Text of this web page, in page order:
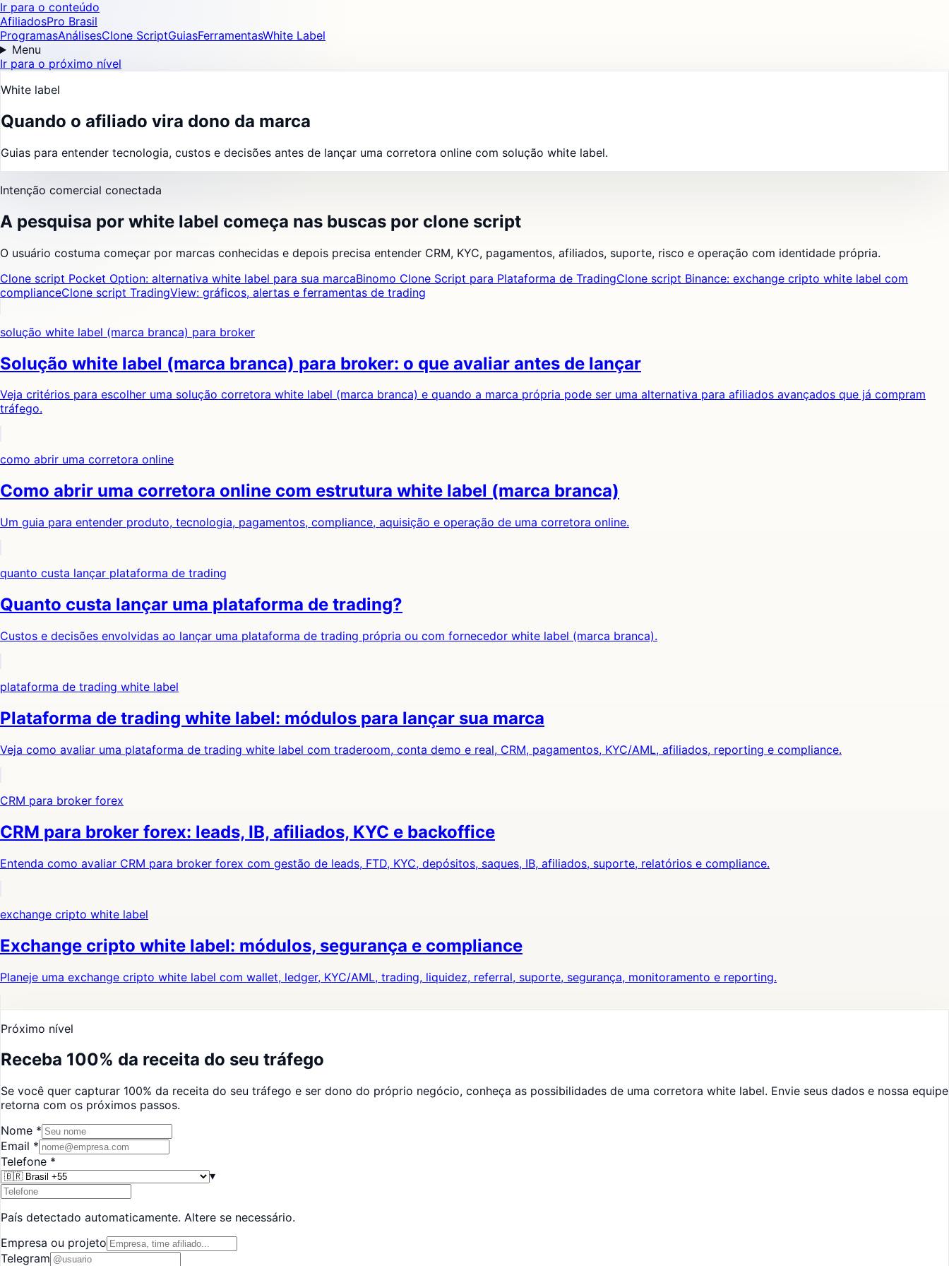
Ir para o conteúdo
AfiliadosPro Brasil
ProgramasAnálisesClone ScriptGuiasFerramentasWhite Label
Menu
Ir para o próximo nível
White label
Quando o afiliado vira dono da marca
Guias para entender tecnologia, custos e decisões antes de lançar uma corretora online com solução white label.
Intenção comercial conectada
A pesquisa por white label começa nas buscas por clone script
O usuário costuma começar por marcas conhecidas e depois precisa entender CRM, KYC, pagamentos, afiliados, suporte, risco e operação com identidade própria.
Clone script Pocket Option: alternativa white label para sua marcaBinomo Clone Script para Plataforma de TradingClone script Binance: exchange cripto white label com
complianceClone script TradingView: gráficos, alertas e ferramentas de trading
solução white label (marca branca) para broker
Solução white label (marca branca) para broker: o que avaliar antes de lançar
Veja critérios para escolher uma solução corretora white label (marca branca) e quando a marca própria pode ser uma alternativa para afiliados avançados que já compram
tráfego.
como abrir uma corretora online
Como abrir uma corretora online com estrutura white label (marca branca)
Um guia para entender produto, tecnologia, pagamentos, compliance, aquisição e operação de uma corretora online.
quanto custa lançar plataforma de trading
Quanto custa lançar uma plataforma de trading?
Custos e decisões envolvidas ao lançar uma plataforma de trading própria ou com fornecedor white label (marca branca).
plataforma de trading white label
Plataforma de trading white label: módulos para lançar sua marca
Veja como avaliar uma plataforma de trading white label com traderoom, conta demo e real, CRM, pagamentos, KYC/AML, afiliados, reporting e compliance.
CRM para broker forex
CRM para broker forex: leads, IB, afiliados, KYC e backoffice
Entenda como avaliar CRM para broker forex com gestão de leads, FTD, KYC, depósitos, saques, IB, afiliados, suporte, relatórios e compliance.
exchange cripto white label
Exchange cripto white label: módulos, segurança e compliance
Planeje uma exchange cripto white label com wallet, ledger, KYC/AML, trading, liquidez, referral, suporte, segurança, monitoramento e reporting.
Próximo nível
Receba 100% da receita do seu tráfego
Se você quer capturar 100% da receita do seu tráfego e ser dono do próprio negócio, conheça as possibilidades de uma corretora white label. Envie seus dados e nossa equipe
retorna com os próximos passos.
Nome *
Email *
Telefone *
▾
País detectado automaticamente. Altere se necessário.
Empresa ou projeto
Telegram